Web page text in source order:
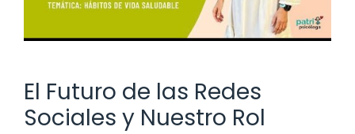
El Futuro de las Redes
Sociales y Nuestro Rol